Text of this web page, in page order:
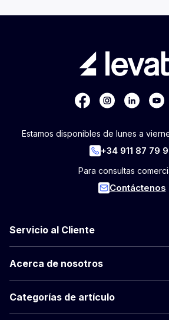
Estamos disponibles de lunes a
+34 911 87 79
Para consultas
Contáctenos
Servicio al Cliente
Acerca de nosotros
Categorías de artículo